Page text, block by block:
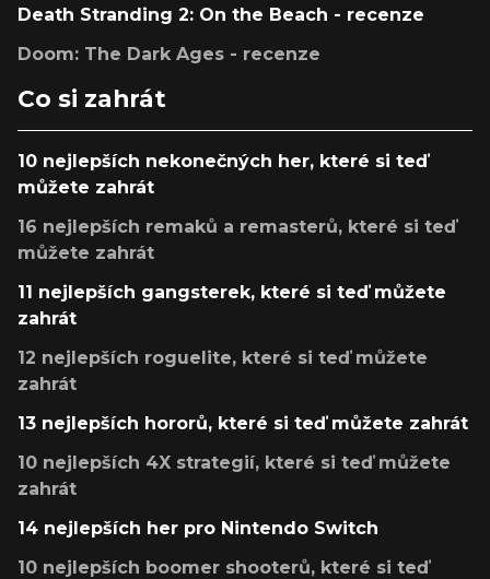
Death Stranding 2: On the Beach - recenze
Doom: The Dark Ages - recenze
Co si zahrát
10 nejlepších nekonečných her, které si teď
můžete zahrát
16 nejlepších remaků a remasterů, které si teď
můžete zahrát
11 nejlepších gangsterek, které si teď můžete
zahrát
12 nejlepších roguelite, které si teď můžete
zahrát
13 nejlepších hororů, které si teď můžete zahrát
10 nejlepších 4X strategií, které si teď můžete
zahrát
14 nejlepších her pro Nintendo Switch
10 nejlepších boomer shooterů, které si teď